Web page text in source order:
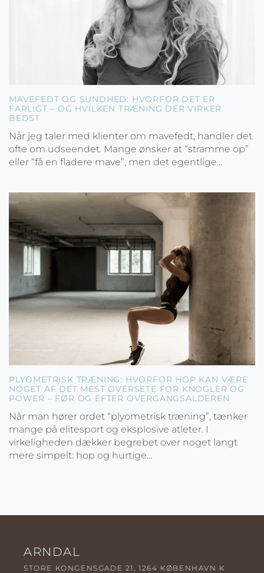
MAVEFEDT OG SUNDHED: HVORFOR DET ER
FARLIGT – OG HVILKEN TRÆNING DER VIRKER
BEDST
Når jeg taler med klienter om mavefedt, handler det
ofte om udseendet. Mange ønsker at “stramme op”
eller “få en fladere mave”, men det egentlige...
PLYOMETRISK TRÆNING: HVORFOR HOP KAN VÆRE
NOGET AF DET MEST OVERSETE FOR KNOGLER OG
POWER – FØR OG EFTER OVERGANGSALDEREN
Når man hører ordet “plyometrisk træning”, tænker
mange på elitesport og eksplosive atleter. I
virkeligheden dækker begrebet over noget langt
mere simpelt: hop og hurtige...
ARNDAL
STORE KONGENSGADE 21, 1264 KØBENHAVN K